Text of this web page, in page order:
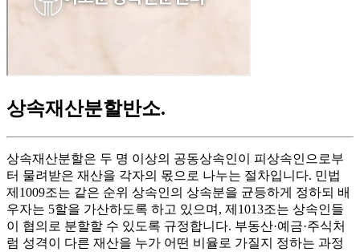
상속재산분할반소.
상속재산분할은 두 명 이상의 공동상속인이 피상속인으로부
터 물려받은 재산을 각자의 몫으로 나누는 절차입니다. 민법
제1009조는 같은 순위 상속인의 상속분을 균등하게 정하되 배
우자는 5할을 가산하도록 하고 있으며, 제1013조는 상속인들
이 협의로 분할할 수 있도록 규정합니다. 부동산·예금·주식처
럼 성격이 다른 재산을 누가 어떤 비율로 가질지 정하는 과정